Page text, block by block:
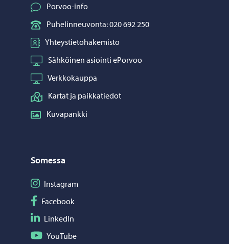
Porvoo-info
Puhelinneuvonta: 020 692 250
Yhteystietohakemisto
Sähköinen asiointi ePorvoo
Verkkokauppa
Kartat ja paikkatiedot
Kuvapankki
Somessa
Seuraa Instagram
Instagram
Seuraa Facebook
Facebook
Seuraa LinkedIn
LinkedIn
Seuraa YouTube
YouTube